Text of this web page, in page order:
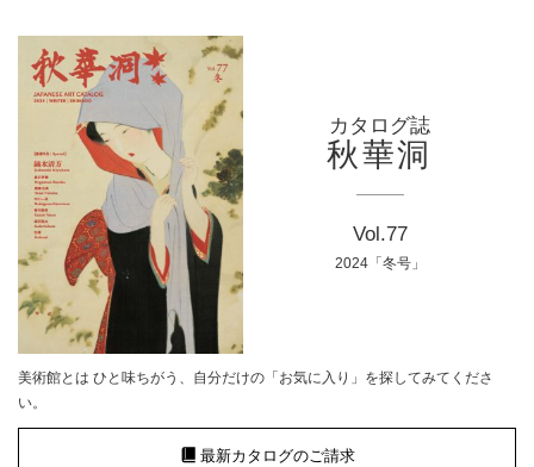
カタログ誌
秋華洞
Vol.77
2024「冬号」
美術館とは ひと味ちがう、自分だけの「お気に入り」を探してみてくださ
い。
最新カタログのご請求